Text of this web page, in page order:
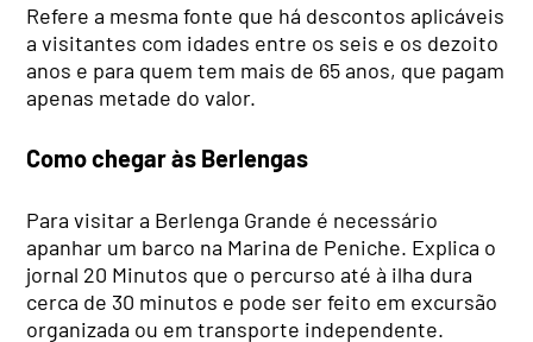
Refere a mesma fonte que há descontos aplicáveis
a visitantes com idades entre os seis e os dezoito
anos e para quem tem mais de 65 anos, que pagam
apenas metade do valor.
Como chegar às Berlengas
Para visitar a Berlenga Grande é necessário
apanhar um barco na Marina de Peniche. Explica o
jornal 20 Minutos que o percurso até à ilha dura
cerca de 30 minutos e pode ser feito em excursão
organizada ou em transporte independente.